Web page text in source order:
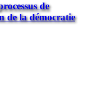
de
de la démocratie